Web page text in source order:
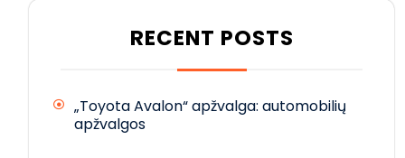
RECENT POSTS
„Toyota Avalon“ apžvalga: automobilių
apžvalgos